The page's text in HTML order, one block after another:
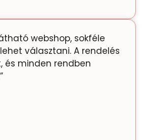
webshop, sokféle
választani. A rendelés
és minden rendben